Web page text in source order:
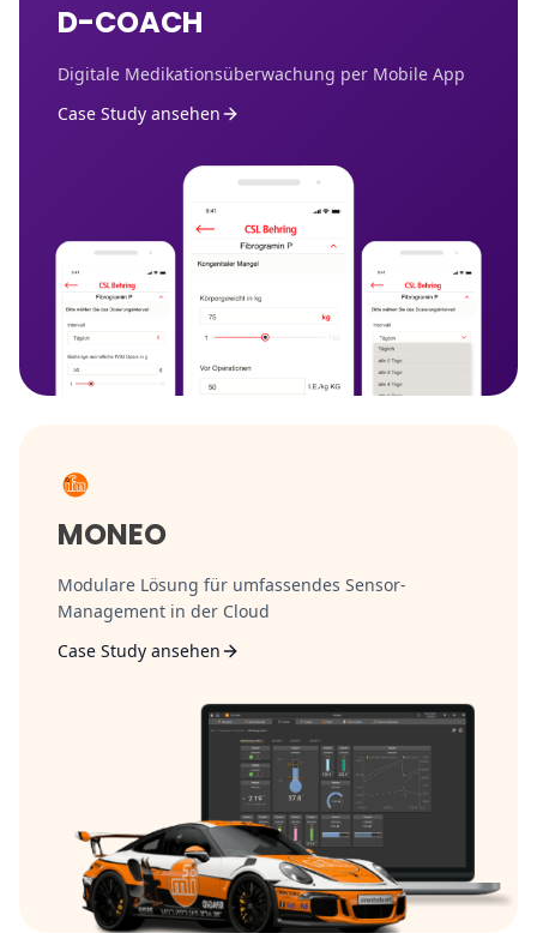
D-COACH
Digitale Medikationsüberwachung per Mobile App
Case Study ansehen
MONEO
Modulare Lösung für umfassendes Sensor-
Management in der Cloud
Case Study ansehen